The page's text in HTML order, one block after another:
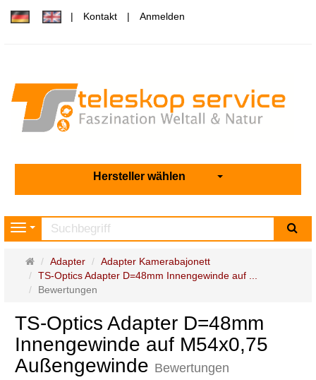
Kontakt Anmelden
Hersteller wählen
Navigation
Startseite
Adapter
Adapter Kamerabajonett
TS-Optics Adapter D=48mm Innengewinde auf ...
Bewertungen
TS-Optics Adapter D=48mm
Innengewinde auf M54x0,75
Außengewinde Bewertungen